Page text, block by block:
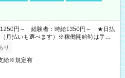
1250円～ 経験者：時給1350円～ ★日払
月払いも選べます）※稼働開始時は手続き
なります。
り
給※規定有